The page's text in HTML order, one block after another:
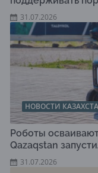
31.07.2026
НОВОСТИ
Роботы
Qazaqstan
31.07.2026